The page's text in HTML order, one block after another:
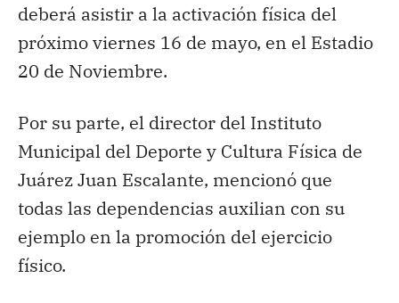
deberá asistir a la activación física del
próximo viernes 16 de mayo, en el Estadio
20 de Noviembre.
Por su parte, el director del Instituto
Municipal del Deporte y Cultura Física de
Juárez Juan Escalante, mencionó que
todas las dependencias auxilian con su
ejemplo en la promoción del ejercicio
físico.